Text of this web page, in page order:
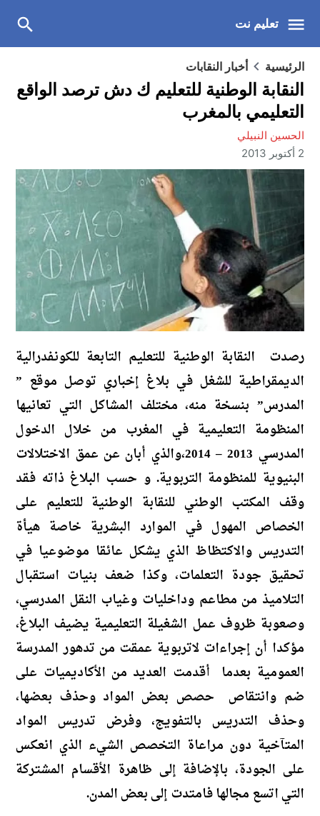
تعليم نت
الرئيسية أخبار النقابات
النقابة الوطنية للتعليم ك دش ترصد الواقع
التعليمي بالمغرب
الحسين النبيلي
2 أكتوبر 2013
رصدت النقابة الوطنية للتعليم التابعة للكونفدرالية
الديمقراطية للشغل في بلاغ إخباري توصل موقع ”
المدرس” بنسخة منه، مختلف المشاكل التي تعانيها
المنظومة التعليمية في المغرب من خلال الدخول
المدرسي 2013 – 2014،والذي أبان عن عمق الاختلالات
البنيوية للمنظومة التربوية. و حسب البلاغ ذاته فقد
وقف المكتب الوطني للنقابة الوطنية للتعليم على
الخصاص المهول في الموارد البشرية خاصة هيأة
التدريس والاكتظاظ الذي يشكل عائقا موضوعيا في
تحقيق جودة التعلمات، وكذا ضعف بنيات استقبال
التلاميذ من مطاعم وداخليات وغياب النقل المدرسي،
وصعوبة ظروف عمل الشغيلة التعليمية يضيف البلاغ،
مؤكدا أن إجراءات لاتربوية عمقت من تدهور المدرسة
العمومية بعدما أقدمت العديد من الأكاديميات على
ضم وانتقاص حصص بعض المواد وحذف بعضها،
وحذف التدريس بالتفويج، وفرض تدريس المواد
المتآخية دون مراعاة التخصص الشيء الذي انعكس
على الجودة، بالإضافة إلى ظاهرة الأقسام المشتركة
التي اتسع مجالها فامتدت إلى بعض المدن.